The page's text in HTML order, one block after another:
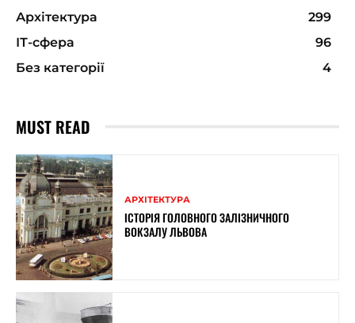
Архітектура
299
ІТ-сфера
96
Без категорії
4
MUST READ
АРХІТЕКТУРА
ІСТОРІЯ ГОЛОВНОГО ЗАЛІЗНИЧНОГО
ВОКЗАЛУ ЛЬВОВА